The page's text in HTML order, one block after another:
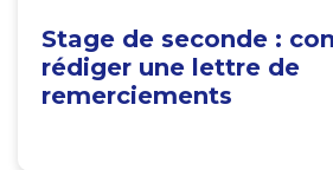
Stage de seconde :
rédiger une lettre de
remerciements